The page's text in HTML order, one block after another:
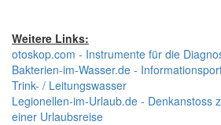
Weitere Links:
otoskop.com - Instrumente für die
Bakterien-im-Wasser.de -
Trink- / Leitungswasser
Legionellen-im-Urlaub.de - Denkanstoss
einer Urlaubsreise